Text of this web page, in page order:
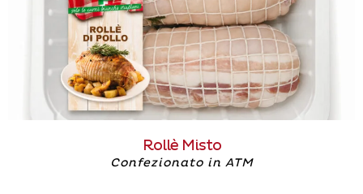
Rollè Misto
Confezionato in ATM